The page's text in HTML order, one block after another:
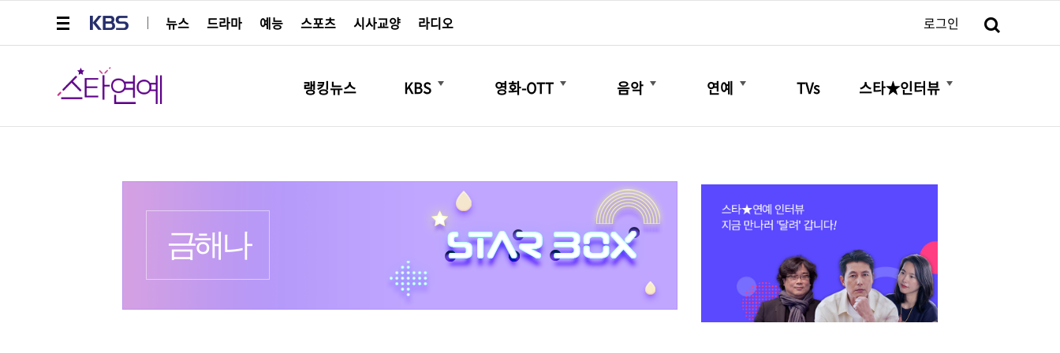
뉴스
드라마 예능 스포츠 시사교양 라디오 로그인
스타연예
랭킹뉴스 KBS
더보기
영화-OTT
더보기
음악
더보기
연예
더보기
TVs 스타★인터뷰
더보기
금해나
프로필